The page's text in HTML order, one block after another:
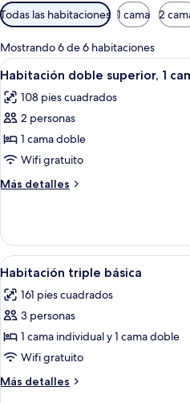
Filtros
disponibles
para
las
habitaciones
Todas las habitaciones 1 cama 2
Mostrando 6 de 6 habitaciones
Abrir
todas
las
fotos
de
Habitación
doble
superior,
cama
matrimonial
7
Habitación doble superior, 1
108 pies cuadrados
2 personas
1 cama doble
Wifi gratuito
Más detalles
Más
doble
superior,
1
matrimonial
Abrir
todas
las
fotos
de
Habitación
triple
básica
7
Habitación triple básica
161 pies cuadrados
3 personas
1 cama individual y 1 cama doble
Wifi gratuito
Más detalles
Más